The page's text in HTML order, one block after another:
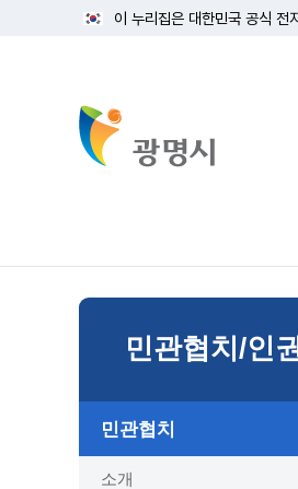
이 누리집은 대한민국 공식 전
뉴스/정보공
고시/공고/입법예고
행사ㆍ축제
시 주간행사
종합민원실 안내도
종합민원상담센터
우리 노무사 상담센터
단원소개
예술/공연단체
광명시립예술단 티켓박스
민관협치/인
민관협치
소개